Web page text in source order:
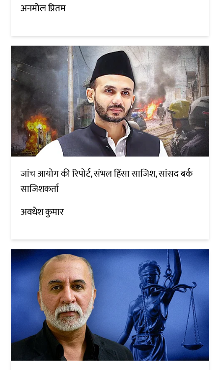
अनमोल प्रितम
जांच आयोग की रिपोर्ट, संभल हिंसा साजिश, सांसद बर्क
साजिशकर्ता
अवधेश कुमार